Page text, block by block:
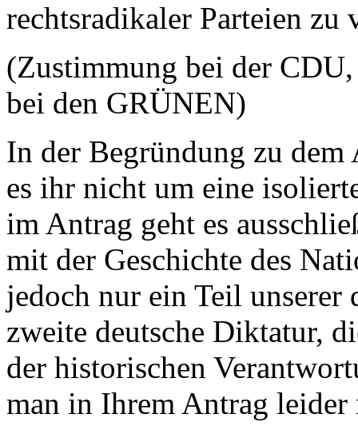
rechtsradikaler Parteien zu
(Zustimmung bei der
bei den GRÜNEN)
In der Begründung zu
es ihr nicht um eine
im Antrag geht es
mit der Geschichte des
jedoch nur ein Teil unserer
zweite deutsche Diktatur,
der historischen
man in Ihrem Antrag